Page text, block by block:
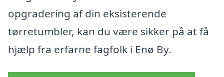
opgradering af din eksisterende
tørretumbler, kan du være sikker på at få
hjælp fra erfarne fagfolk i Enø By.